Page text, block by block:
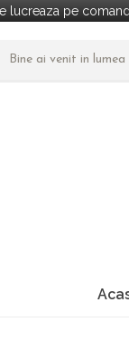
lucreaza pe
Bine ai venit in